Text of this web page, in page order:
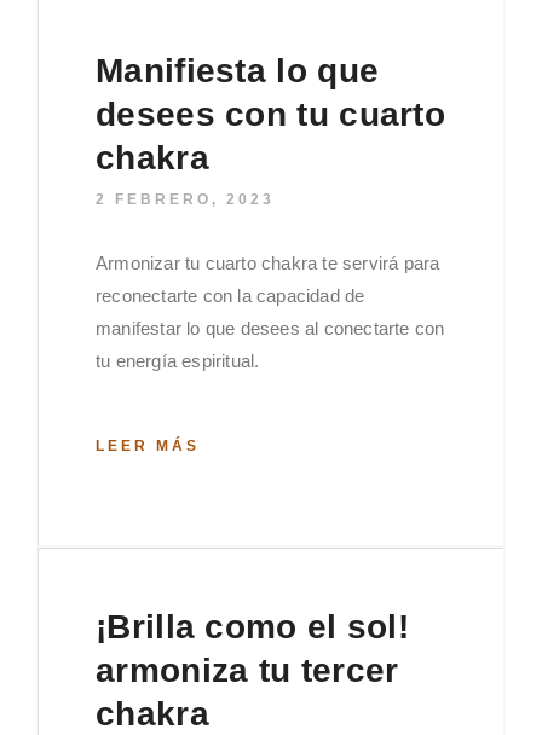
Manifiesta lo que
desees con tu cuarto
chakra
2 FEBRERO, 2023
Armonizar tu cuarto chakra te servirá para
reconectarte con la capacidad de
manifestar lo que desees al conectarte con
tu energía espiritual.
LEER MÁS
¡Brilla como el sol!
armoniza tu tercer
chakra